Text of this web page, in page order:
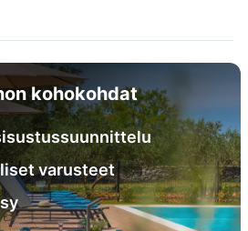
kohokohdat
varusteet